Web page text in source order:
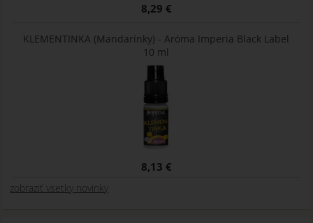
8,29 €
KLEMENTINKA (Mandarínky) - Aróma Imperia Black Label
10 ml
8,13 €
zobraziť vsetky novinky